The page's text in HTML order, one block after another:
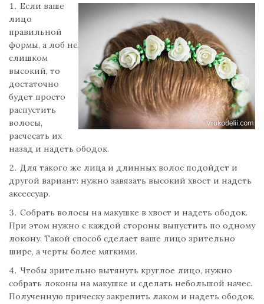
Если ваше
лицо
правильной
формы, а лоб не
слишком
высокий, то
достаточно
будет просто
распустить
волосы,
расчесать их
назад и надеть ободок.
Для такого же лица и длинных волос подойдет и
другой вариант: нужно завязать высокий хвост и надеть
аксессуар.
Собрать волосы на макушке в хвост и надеть ободок.
При этом нужно с каждой стороны выпустить по одному
локону. Такой способ сделает ваше лицо зрительно
шире, а черты более мягкими.
Чтобы зрительно вытянуть круглое лицо, нужно
собрать локоны на макушке и сделать небольшой начес.
Полученную прическу закрепить лаком и надеть ободок.